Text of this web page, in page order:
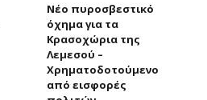
Νέο πυροσβεστικό
όχημα για τα
Κρασοχώρια της
Λεμεσού –
Χρηματοδοτούμενο
από εισφορές